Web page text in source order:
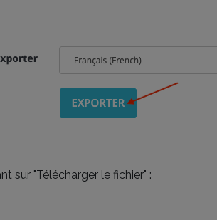
sur "Télécharger le fichier" :